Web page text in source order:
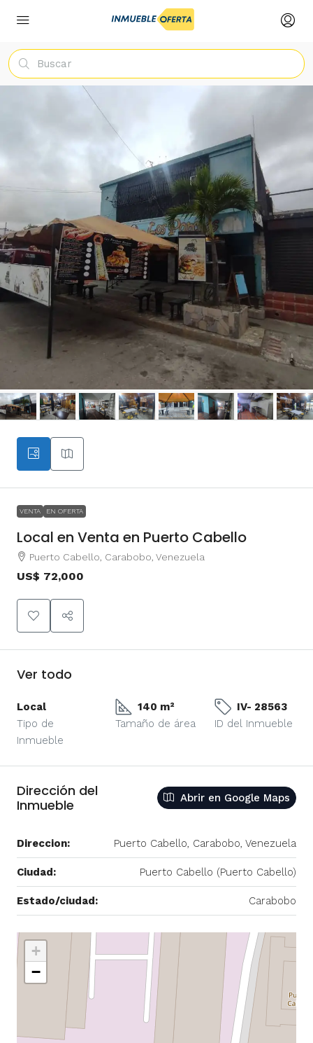
VENTA EN OFERTA
Local en Venta en Puerto Cabello
Puerto Cabello, Carabobo, Venezuela
US$ 72,000
Ver todo
Local
Tipo de
Inmueble
140 m²
Tamaño de área
IV- 28563
ID del Inmueble
Dirección del
Inmueble
Abrir en Google Maps
Direccion: Puerto Cabello, Carabobo, Venezuela
Ciudad: Puerto Cabello (Puerto Cabello)
Estado/ciudad: Carabobo
+
−